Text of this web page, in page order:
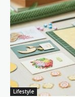
Lifestyle